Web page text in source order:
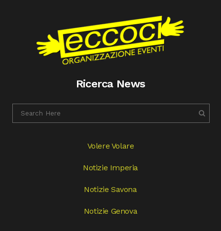
Ricerca News
Volere Volare
Notizie Imperia
Notizie Savona
Notizie Genova